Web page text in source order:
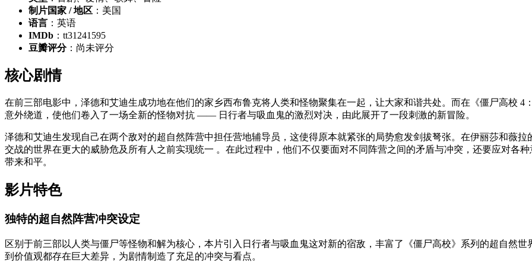
制片国家 / 地区 ：美国
语言 ：英语
IMDb ：tt31241595
豆瓣评分：尚未评分
核心剧情
在前三部电影中，泽德和艾迪生成功地在他们的家乡西布鲁克将人类和怪物聚集在一起，让大家和谐共处。而在《僵尸高校
意外绕道，使他们卷入了一场全新的怪物对抗 —— 日行者与吸血鬼的激烈对决，由此展开了一段刺激的新冒险。
泽德和艾迪生发现自己在两个敌对的超自然阵营中担任营地辅导员，这使得原本就紧张的局势愈发剑拔弩张。在伊丽莎和薇
交战的世界在更大的威胁危及所有人之前实现统一 。在此过程中，他们不仅要面对不同阵营之间的矛盾与冲突，还要应对各
带来和平。
影片特色
独特的超自然阵营冲突设定
区别于前三部以人类与僵尸等怪物和解为核心，本片引入日行者与吸血鬼这对新的宿敌，丰富了《僵尸高校》系列的超自然
到价值观都存在巨大差异，为剧情制造了充足的冲突与看点。